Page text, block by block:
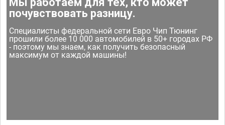
почувствовать разницу.
Специалисты федеральной сети Евро Чип Тюнинг
прошили более 10 000 автомобилей в 50+ городах РФ
- поэтому мы знаем, как получить безопасный
максимум от каждой машины!